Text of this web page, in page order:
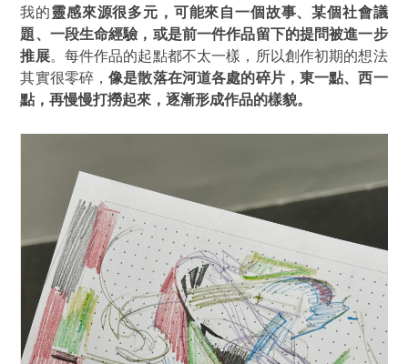
我的靈感來源很多元，可能來自一個故事、某個社會議
題、一段生命經驗，或是前一件作品留下的提問被進一步
推展。每件作品的起點都不太一樣，所以創作初期的想法
其實很零碎，像是散落在河道各處的碎片，東一點、西一
點，再慢慢打撈起來，逐漸形成作品的樣貌。